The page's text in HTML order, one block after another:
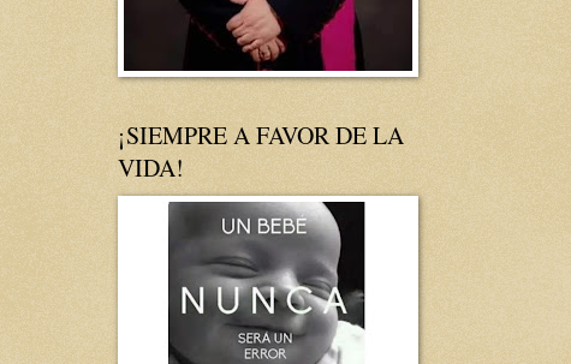
¡SIEMPRE A FAVOR DE LA
VIDA!